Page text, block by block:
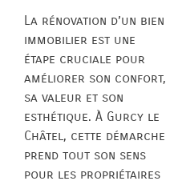
La rénovation d’un bien
immobilier est une
étape cruciale pour
améliorer son confort,
sa valeur et son
esthétique. À Gurcy le
Châtel, cette démarche
prend tout son sens
pour les propriétaires